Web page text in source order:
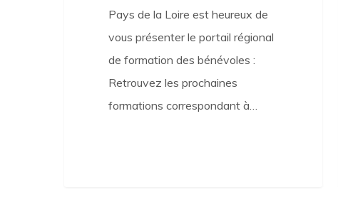
Pays de la Loire est heureux de
vous présenter le portail régional
de formation des bénévoles :
Retrouvez les prochaines
formations correspondant à…